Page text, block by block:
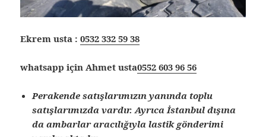
Ekrem usta :0532 332 59 38
whatsapp için Ahmet usta0552 603 96 56
Perakende satışlarımızın yanında toplu
satışlarımızda vardır. Ayrıca İstanbul dışına
da ambarlar aracılığıyla lastik gönderimi